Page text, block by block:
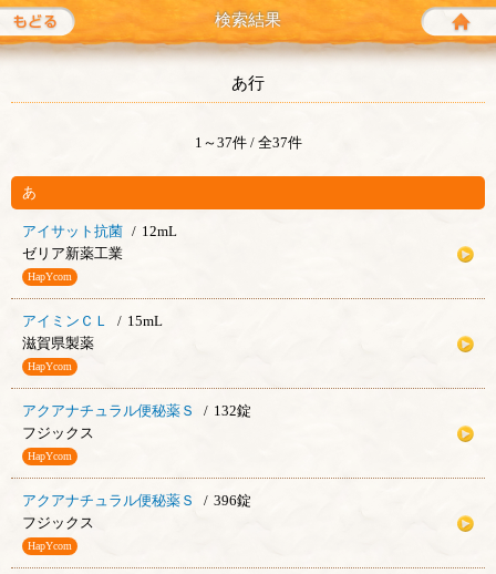
検索結果
あ行
1～37件 / 全37件
あ
アイサット抗菌
12mL
ゼリア新薬工業
HapYcom
アイミンＣＬ
15mL
滋賀県製薬
HapYcom
アクアナチュラル便秘薬Ｓ
132錠
フジックス
HapYcom
アクアナチュラル便秘薬Ｓ
396錠
フジックス
HapYcom